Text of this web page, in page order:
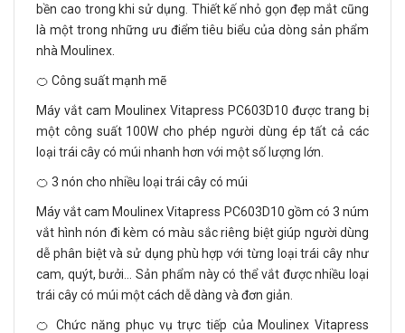
bền cao trong khi sử dụng. Thiết kế nhỏ gọn đẹp mắt cũng
là một trong những ưu điểm tiêu biểu của dòng sản phẩm
nhà Moulinex.
🍊 Công suất mạnh mẽ
Máy vắt cam Moulinex Vitapress PC603D10 được trang bị
một công suất 100W cho phép người dùng ép tất cả các
loại trái cây có múi nhanh hơn với một số lượng lớn.
🍊 3 nón cho nhiều loại trái cây có múi
Máy vắt cam Moulinex Vitapress PC603D10 gồm có 3 núm
vắt hình nón đi kèm có màu sắc riêng biệt giúp người dùng
dễ phân biệt và sử dụng phù hợp với từng loại trái cây như
cam, quýt, bưởi... Sản phẩm này có thể vắt được nhiều loại
trái cây có múi một cách dễ dàng và đơn giản.
🍊 Chức năng phục vụ trực tiếp của Moulinex Vitapress